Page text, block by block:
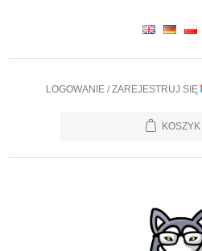
LOGOWANIE / ZAREJESTRUJ SIĘ
KOSZYK